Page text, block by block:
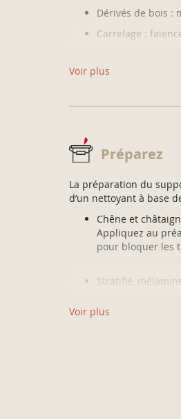
Dérivés de bois :
Carrelage :
Verre
Voir plus
Préparez
La préparation du
d’un nettoyant à base
Chêne et
Appliquez au
pour bloquer les
Stratifié,
(grain 240)
Voir plus